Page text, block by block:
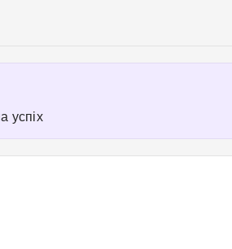
вмісту
успіх